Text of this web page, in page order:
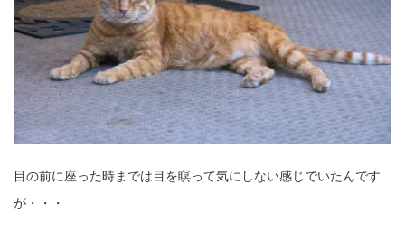
目の前に座った時までは目を瞑って気にしない感じでいたんです
が・・・